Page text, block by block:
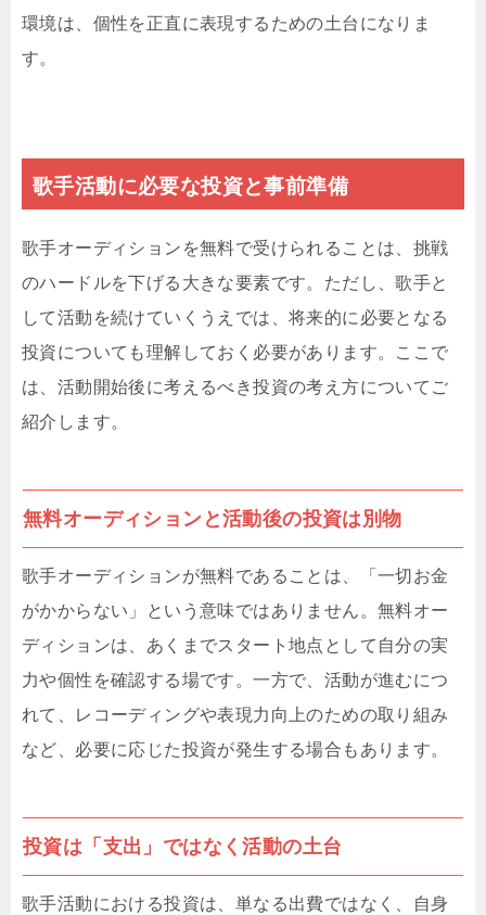
環境は、個性を正直に表現するための土台になりま
す。
歌手活動に必要な投資と事前準備
歌手オーディションを無料で受けられることは、挑戦
のハードルを下げる大きな要素です。ただし、歌手と
して活動を続けていくうえでは、将来的に必要となる
投資についても理解しておく必要があります。ここで
は、活動開始後に考えるべき投資の考え方についてご
紹介します。
無料オーディションと活動後の投資は別物
歌手オーディションが無料であることは、「一切お金
がかからない」という意味ではありません。無料オー
ディションは、あくまでスタート地点として自分の実
力や個性を確認する場です。一方で、活動が進むにつ
れて、レコーディングや表現力向上のための取り組み
など、必要に応じた投資が発生する場合もあります。
投資は「支出」ではなく活動の土台
歌手活動における投資は、単なる出費ではなく、自身